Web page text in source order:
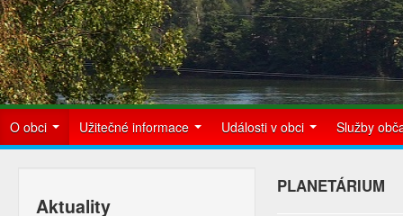
O obci Užitečné informace Události v obci Služby
Aktuality
PLANETÁRIUM